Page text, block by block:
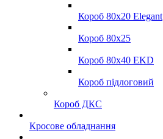
Короб 80x20 Elegant
Короб 80x25
Короб 80x40 EKD
Короб підлоговий
Короб ДКС
Кросове обладнання